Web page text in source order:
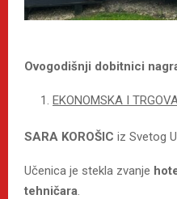
Ovogodišnji dobitnici
EKONOMSKA I
SARA KOROŠIC iz Svetog
Učenica je stekla zvanje
tehničara